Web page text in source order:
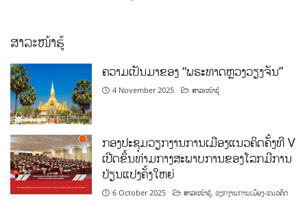
ສາລະໜ້າຮູ້
ຄວາມເປັນມາຂອງ “ພຣະທາດຫຼວງວຽງຈັນ”
4 November 2025 ສາລະໜ້າຮູ້
ກອງປະຊຸມວຽກງານການເມືອງແນວຄິດຄັ້ງທີ V
ເປີດຂຶ້ນທ່າມກາງສະພາບການຂອງໂລກມີການ
ປ່ຽນແປງຄັ້ງໃຫຍ່
6 October 2025 ສາລະໜ້າຮູ້,ວຽກງານການເມືອງ-ແນວຄິດ